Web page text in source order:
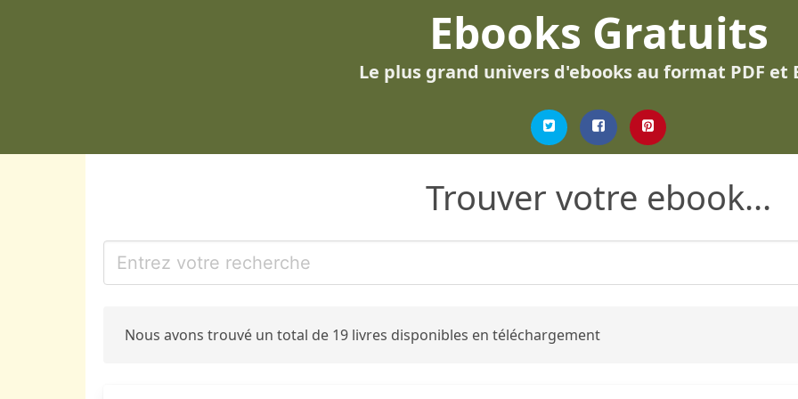
Ebooks Gratuits
Le plus grand univers d'ebooks au format PDF et
Trouver votre ebook...
Nous avons trouvé un total de 19 livres disponibles en téléchargement